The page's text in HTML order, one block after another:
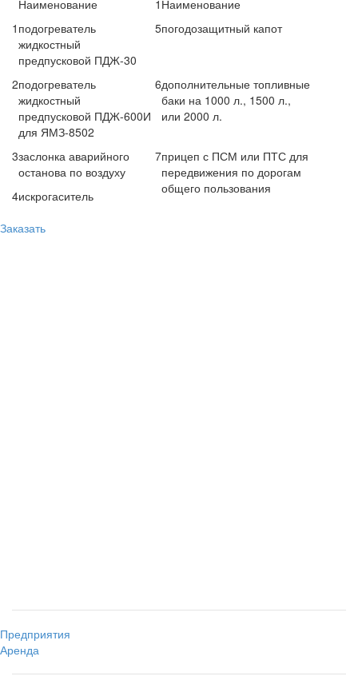
Наименование 1 Наименование
1 подогреватель
жидкостный
предпусковой ПДЖ-30
5погодозащитный капот
2подогреватель
жидкостный
предпусковой ПДЖ-600И
для ЯМЗ-8502
6дополнительные топливные
баки на 1000 л., 1500 л.,
или 2000 л.
3заслонка аварийного
останова по воздуху
7прицеп с ПСМ или ПТС для
передвижения по дорогам
общего пользования
4искрогаситель
Заказать
Предприятия
Аренда